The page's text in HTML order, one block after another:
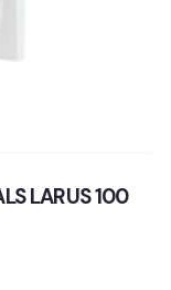
LARUS 100